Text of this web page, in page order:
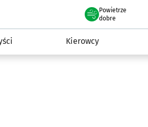
Powietrze
we Wrocławiu
dobre
Kierowcy